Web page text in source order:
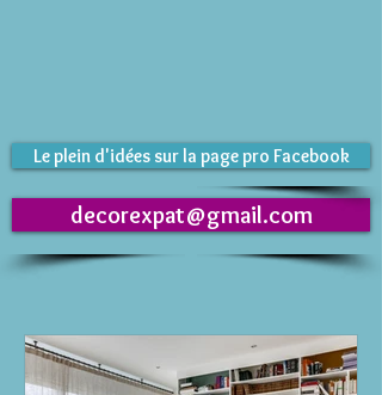
Le plein d'idées sur la page pro Facebook
decorexpat@gmail.com